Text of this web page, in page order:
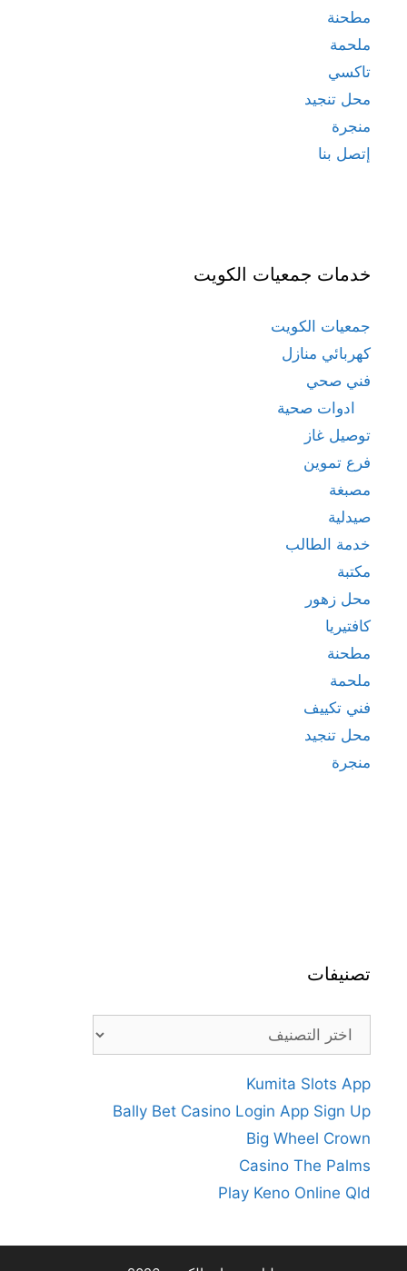
مطحنة
ملحمة
تاكسي
محل تنجيد
منجرة
إتصل بنا
خدمات جمعيات الكويت
جمعيات الكويت
كهربائي منازل
فني صحي
ادوات صحية
توصيل غاز
فرع تموين
مصبغة
صيدلية
خدمة الطالب
مكتبة
محل زهور
كافتيريا
مطحنة
ملحمة
فني تكييف
محل تنجيد
منجرة
تصنيفات
تصنيفات
Kumita Slots App
Bally Bet Casino Login App Sign Up
Big Wheel Crown
Casino The Palms
Play Keno Online Qld